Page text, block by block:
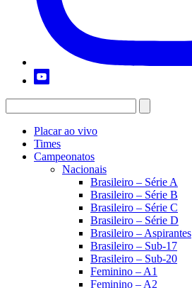
Placar ao vivo
Times
Campeonatos
Nacionais
Brasileiro – Série A
Brasileiro – Série B
Brasileiro – Série C
Brasileiro – Série D
Brasileiro – Aspirantes
Brasileiro – Sub-17
Brasileiro – Sub-20
Feminino – A1
Feminino – A2